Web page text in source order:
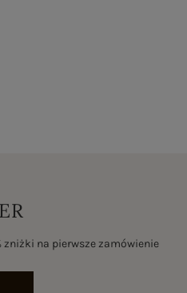
zniżki na pierwsze zamówienie